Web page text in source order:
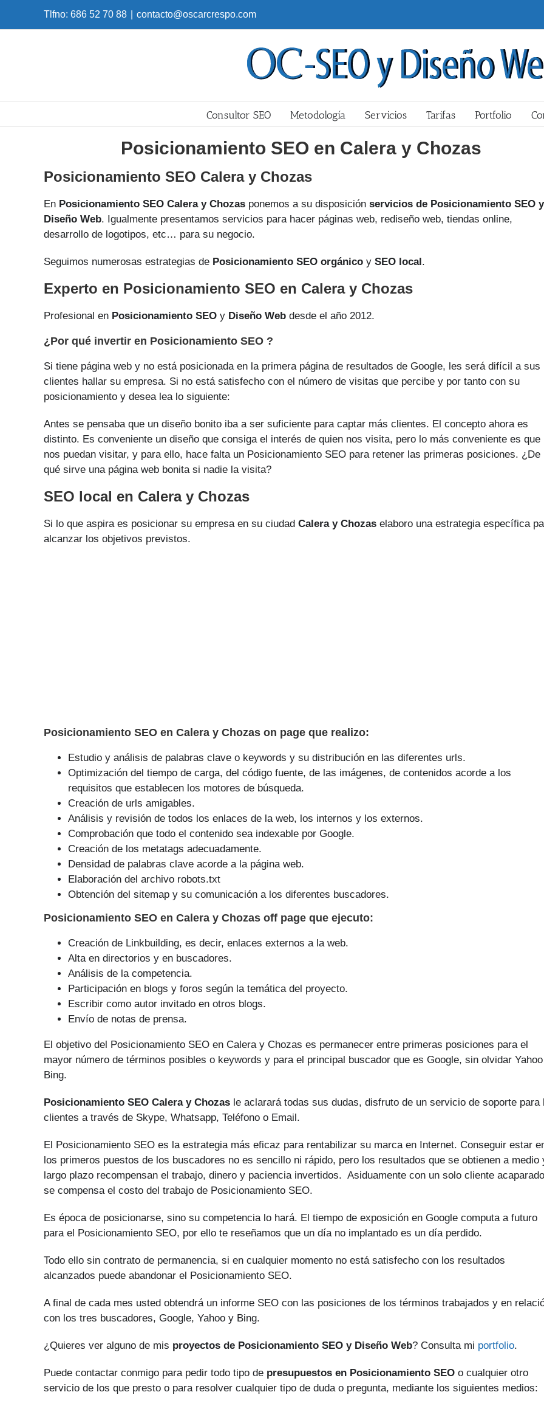
Tlfno: 686 52 70 88 contacto@oscarcrespo.com
Consultor SEO Metodología Servicios Tarifas Portfolio
Posicionamiento SEO en Calera y Chozas
Posicionamiento SEO Calera y Chozas
En Posicionamiento SEO Calera y Chozas ponemos a su disposición servicios de Posicionamiento SEO y
Diseño Web. Igualmente presentamos servicios para hacer páginas web, rediseño web, tiendas online,
desarrollo de logotipos, etc… para su negocio.
Seguimos numerosas estrategias de Posicionamiento SEO orgánico y SEO local.
Experto en Posicionamiento SEO en Calera y Chozas
Profesional en Posicionamiento SEO y Diseño Web desde el año 2012.
¿Por qué invertir en Posicionamiento SEO ?
Si tiene página web y no está posicionada en la primera página de resultados de Google, les será difícil a sus
clientes hallar su empresa. Si no está satisfecho con el número de visitas que percibe y por tanto con su
posicionamiento y desea lea lo siguiente:
Antes se pensaba que un diseño bonito iba a ser suficiente para captar más clientes. El concepto ahora es
distinto. Es conveniente un diseño que consiga el interés de quien nos visita, pero lo más conveniente es que
nos puedan visitar, y para ello, hace falta un Posicionamiento SEO para retener las primeras posiciones. ¿De
qué sirve una página web bonita si nadie la visita?
SEO local en Calera y Chozas
Si lo que aspira es posicionar su empresa en su ciudad Calera y Chozas elaboro una estrategia específica
alcanzar los objetivos previstos.
Posicionamiento SEO en Calera y Chozas on page que realizo:
Estudio y análisis de palabras clave o keywords y su distribución en las diferentes urls.
Optimización del tiempo de carga, del código fuente, de las imágenes, de contenidos acorde a los
requisitos que establecen los motores de búsqueda.
Creación de urls amigables.
Análisis y revisión de todos los enlaces de la web, los internos y los externos.
Comprobación que todo el contenido sea indexable por Google.
Creación de los metatags adecuadamente.
Densidad de palabras clave acorde a la página web.
Elaboración del archivo robots.txt
Obtención del sitemap y su comunicación a los diferentes buscadores.
Posicionamiento SEO en Calera y Chozas off page que ejecuto:
Creación de Linkbuilding, es decir, enlaces externos a la web.
Alta en directorios y en buscadores.
Análisis de la competencia.
Participación en blogs y foros según la temática del proyecto.
Escribir como autor invitado en otros blogs.
Envío de notas de prensa.
El objetivo del Posicionamiento SEO en Calera y Chozas es permanecer entre primeras posiciones para el
mayor número de tér­minos posibles o keywords y para el principal buscador que es Google, sin olvidar
Bing.
Posicionamiento SEO Calera y Chozas le aclarará todas sus dudas, disfruto de un servicio de soporte para
clientes a través de Skype, Whatsapp, Teléfono o Email.
El Posicionamiento SEO es la estrategia más eficaz para rentabilizar su marca en Internet. Conseguir estar
los primeros puestos de los buscadores no es sencillo ni rápido, pero los resultados que se obtienen a medio
largo plazo recompensan el trabajo, dinero y paciencia invertidos. Asiduamente con un solo cliente acaparado
se compensa el costo del trabajo de Posicionamiento SEO.
Es época de posicionarse, sino su competencia lo hará. El tiempo de exposición en Google computa a futuro
para el Posicionamiento SEO, por ello te reseñamos que un día no implantado es un día perdido.
Todo ello sin contrato de permanencia, si en cualquier momento no está satisfecho con los resultados
alcanzados puede abandonar el Posicionamiento SEO.
A final de cada mes usted obtendrá un informe SEO con las posiciones de los términos trabajados y en
con los tres buscadores, Google, Yahoo y Bing.
¿Quieres ver alguno de mis proyectos de Posicionamiento SEO y Diseño Web? Consulta mi portfolio.
Puede contactar conmigo para pedir todo tipo de presupuestos en Posicionamiento SEO o cualquier otro
servicio de los que presto o para resolver cualquier tipo de duda o pregunta, mediante los siguientes medios: